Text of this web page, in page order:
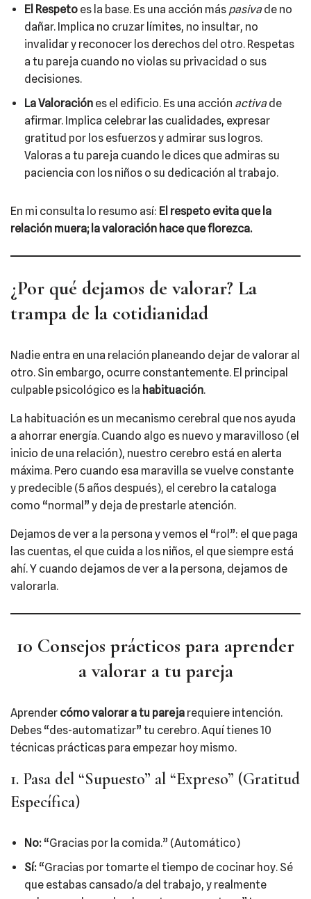
El Respeto es la base. Es una acción más pasivade no
dañar. Implica no cruzar límites, no insultar, no
invalidar y reconocer los derechos del otro. Respetas
a tu pareja cuando no violas su privacidad o sus
decisiones.
La Valoración es el edificio. Es una acción activade
afirmar. Implica celebrar las cualidades, expresar
gratitud por los esfuerzos y admirar sus logros.
Valoras a tu pareja cuando le dices que admiras su
paciencia con los niños o su dedicación al trabajo.
En mi consulta lo resumo así: El respeto evita que la
relación muera; la valoración hace que florezca.
¿Por qué dejamos de valorar? La
trampa de la cotidianidad
Nadie entra en una relación planeando dejar de valorar al
otro. Sin embargo, ocurre constantemente. El principal
culpable psicológico es la habituación.
La habituación es un mecanismo cerebral que nos ayuda
a ahorrar energía. Cuando algo es nuevo y maravilloso (el
inicio de una relación), nuestro cerebro está en alerta
máxima. Pero cuando esa maravilla se vuelve constante
y predecible (5 años después), el cerebro la cataloga
como “normal” y deja de prestarle atención.
Dejamos de ver a la persona y vemos el “rol”: el que paga
las cuentas, el que cuida a los niños, el que siempre está
ahí. Y cuando dejamos de ver a la persona, dejamos de
valorarla.
10 Consejos prácticos para aprender
a valorar a tu pareja
Aprender cómo valorar a tu pareja requiere intención.
Debes “des-automatizar” tu cerebro. Aquí tienes 10
técnicas prácticas para empezar hoy mismo.
1. Pasa del “Supuesto” al “Expreso” (Gratitud
Específica)
No: “Gracias por la comida.” (Automático)
Sí: “Gracias por tomarte el tiempo de cocinar hoy. Sé
que estabas cansado/a del trabajo, y realmente